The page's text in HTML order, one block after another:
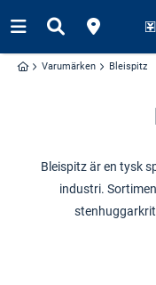
Varumärken Bleispitz
Bleispitz är en tysk
industri.